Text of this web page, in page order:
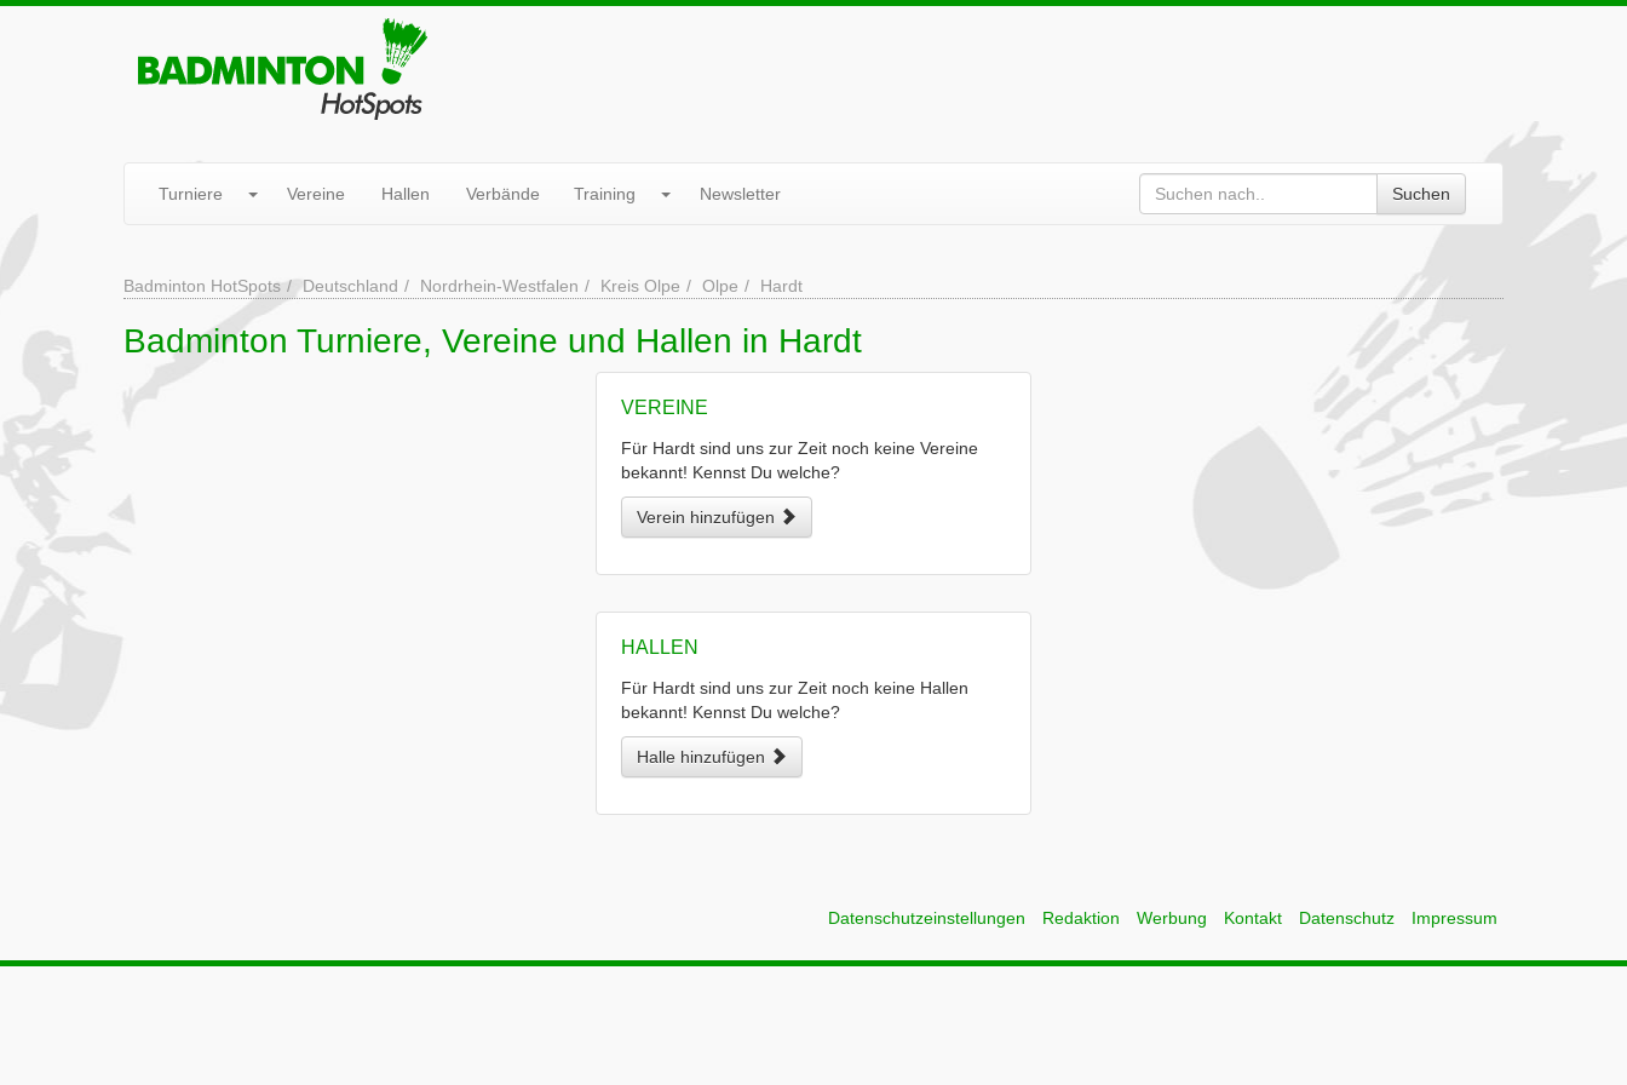
Turniere Vereine Hallen Verbände Training Newsletter Suchen
Badminton HotSpots Deutschland Nordrhein-Westfalen Kreis Olpe Olpe Hardt
Badminton Turniere, Vereine und Hallen in Hardt
VEREINE
Für Hardt sind uns zur Zeit noch keine Vereine
bekannt! Kennst Du welche?
Verein hinzufügen
HALLEN
Für Hardt sind uns zur Zeit noch keine Hallen
bekannt! Kennst Du welche?
Halle hinzufügen
Datenschutzeinstellungen Redaktion Werbung Kontakt Datenschutz Impressum